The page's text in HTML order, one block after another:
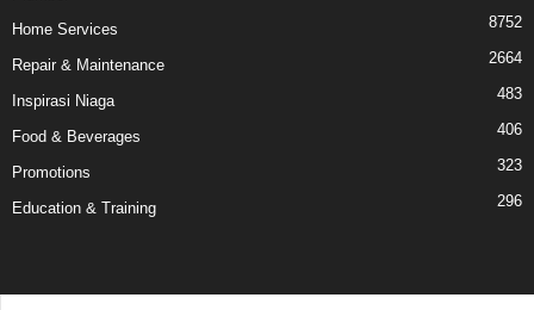
Home Services 8752
Repair & Maintenance 2664
Inspirasi Niaga 483
Food & Beverages 406
Promotions 323
Education & Training 296